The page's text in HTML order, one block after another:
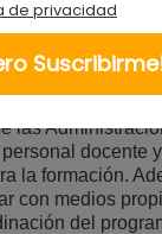
las
las
docente
la formación.
con medios
del